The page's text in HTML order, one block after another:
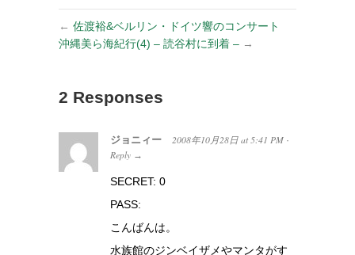
← 佐渡裕&ベルリン・ドイツ響のコンサート
沖縄美ら海紀行(4) – 読谷村に到着 – →
2 Responses
ジョニィー 2008年10月28日 at 5:41 PM ·
Reply →
SECRET: 0
PASS:
こんばんは。
水族館のジンベイザメやマンタがす